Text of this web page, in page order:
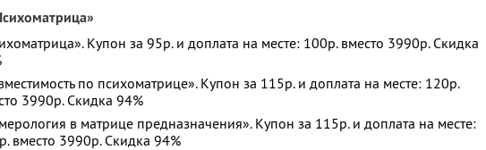
Купон за 95р. и доплата на месте: 100р. вместо 3990р. Скидка
по психоматрице». Купон за 115р. и доплата на месте: 120р.
3990р. Скидка 94%
в матрице предназначения». Купон за 115р. и доплата на месте:
вместо 3990р. Скидка 94%